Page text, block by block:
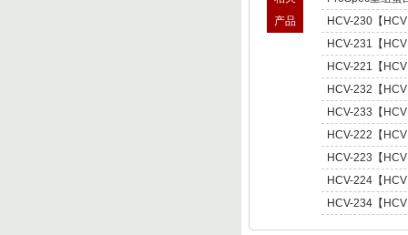
产品
HCV-230【
型肝炎病毒
Hepatitis C
HCV-231【
型肝炎病毒
Hepatitis C
HCV-221【
肝炎病毒NS5,
C Virus NS5
HCV-232【
型肝炎病毒
Hepatitis C
HCV-233【
型肝炎病毒
Hepatitis C
HCV-222【
肝炎病毒NS5,
C Virus NS5
HCV-223【
肝炎病毒NS5,
C Virus NS5
HCV-224【
肝炎病毒NS5,
HCV-234【